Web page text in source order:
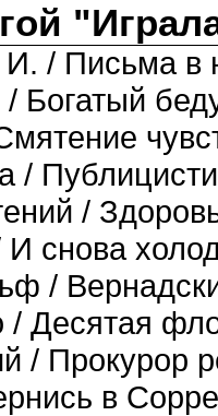
/ Письма в
Богатый
/
/
снова
/
/ Десятая
/ Прокурор
в